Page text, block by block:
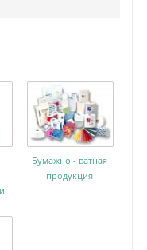
Бумажно - ватная
продукция